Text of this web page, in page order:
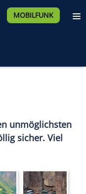
MOBILFUNK
unmöglichsten
sicher. Viel